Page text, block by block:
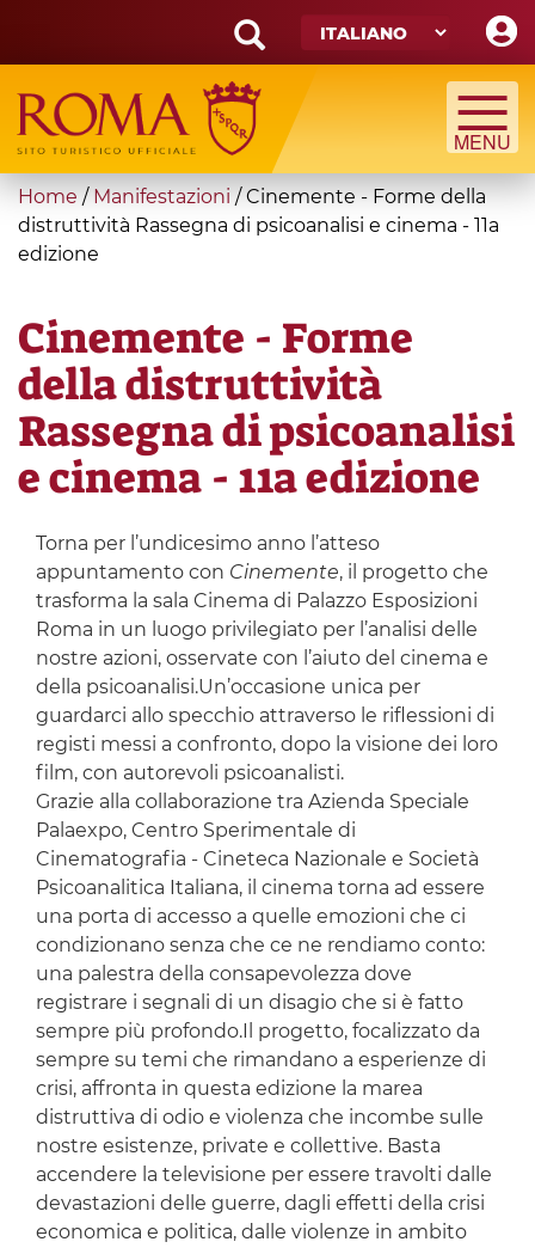
main
content
Search
form
Cerca
You
are
here
Home / Manifestazioni /Cinemente - Forme della
distruttività Rassegna di psicoanalisi e cinema - 11a
edizione
Cinemente - Forme
della distruttività
Rassegna di psicoanalisi
e cinema - 11a edizione
Torna per l’undicesimo anno l’atteso
appuntamento con Cinemente, il progetto che
trasforma la sala Cinema di Palazzo Esposizioni
Roma in un luogo privilegiato per l’analisi delle
nostre azioni, osservate con l’aiuto del cinema e
della psicoanalisi.Un’occasione unica per
guardarci allo specchio attraverso le riflessioni di
registi messi a confronto, dopo la visione dei loro
film, con autorevoli psicoanalisti.
Grazie alla collaborazione tra Azienda Speciale
Palaexpo, Centro Sperimentale di
Cinematografia - Cineteca Nazionale e Società
Psicoanalitica Italiana, il cinema torna ad essere
una porta di accesso a quelle emozioni che ci
condizionano senza che ce ne rendiamo conto:
una palestra della consapevolezza dove
registrare i segnali di un disagio che si è fatto
sempre più profondo.Il progetto, focalizzato da
sempre su temi che rimandano a esperienze di
crisi, affronta in questa edizione la marea
distruttiva di odio e violenza che incombe sulle
nostre esistenze, private e collettive. Basta
accendere la televisione per essere travolti dalle
devastazioni delle guerre, dagli effetti della crisi
economica e politica, dalle violenze in ambito